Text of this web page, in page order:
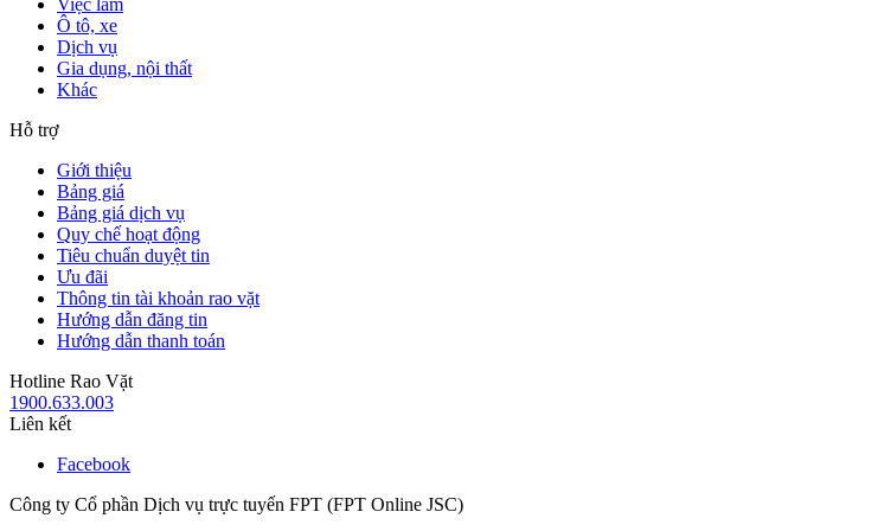
Ô tô, xe
Dịch vụ
Gia dụng, nội thất
Khác
Hỗ trợ
Giới thiệu
Bảng giá
Bảng giá dịch vụ
Quy chế hoạt động
Tiêu chuẩn duyệt tin
Ưu đãi
Thông tin tài khoản rao vặt
Hướng dẫn đăng tin
Hướng dẫn thanh toán
Hotline Rao Vặt
1900.633.003
Liên kết
Facebook
Công ty Cổ phần Dịch vụ trực tuyến FPT (FPT Online JSC)